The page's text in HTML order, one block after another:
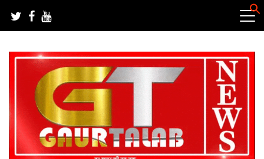
content